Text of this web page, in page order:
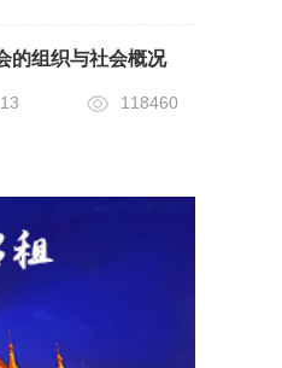
的组织与社会概况
118460